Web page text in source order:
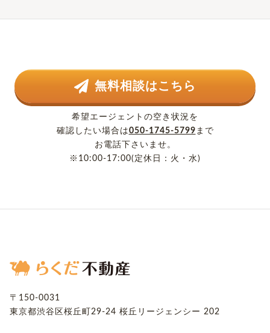
無料相談はこちら
希望エージェントの空き状況を
確認したい場合は050-1745-5799 まで
お電話下さいませ。
※10:00-17:00(定休日：火・水)
〒150-0031
東京都渋谷区桜丘町29-24 桜丘リージェンシー 202